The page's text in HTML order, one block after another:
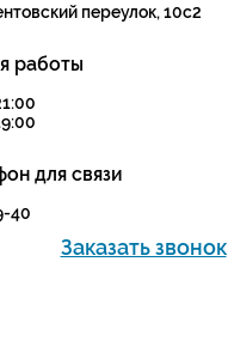
переулок, 10с2
работы
для связи
40
Заказать звонок